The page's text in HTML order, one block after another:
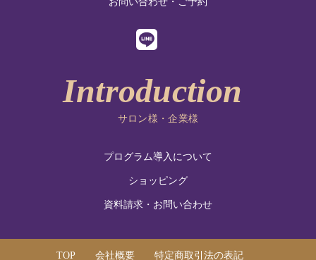
サロン様・企業様
プログラム導入について
ショッピング
資料請求・お問い合わせ
TOP 会社概要 特定商取引法の表記